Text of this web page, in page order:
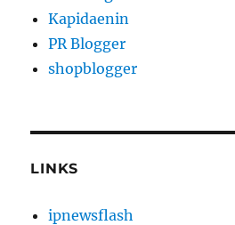
Kapidaenin
PR Blogger
shopblogger
LINKS
ipnewsflash